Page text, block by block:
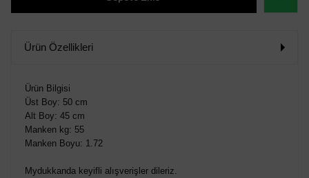
SİPARİŞ
Ürün Özellikleri
Ürün Bilgisi
Üst Boy: 50 cm
Alt Boy: 45 cm
Manken kg: 55
Manken Boyu: 1.72
Mydukkanda keyifli alışverişler dileriz.